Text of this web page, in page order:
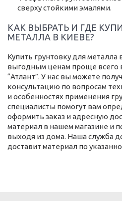
сверху стойкими эмалями.
КАК ВЫБРАТЬ И ГДЕ
МЕТАЛЛА В КИЕВЕ?
Купить грунтовку для
выгодным ценам проще всего
“Атлант”. У нас вы можете
консультацию по вопросам
и особенностях применения
специалисты помогут вам
оформить заказ и адресную
материал в нашем магазине и
выходя из дома. Наша служба
доставит материал по